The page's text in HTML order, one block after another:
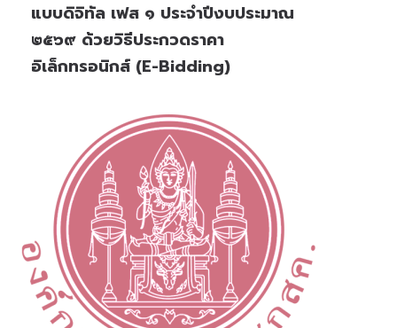
แบบดิจิทัล เฟส ๑ ประจำปีงบประมาณ
๒๕๖๙ ด้วยวิธีประกวดราคา
อิเล็กทรอนิกส์ (e-Bidding)